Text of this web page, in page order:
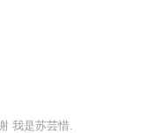
我是苏芸惜.